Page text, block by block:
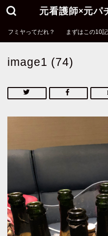
元看護師×元
フミヤってだれ？ まずはこの10
image1 (74)